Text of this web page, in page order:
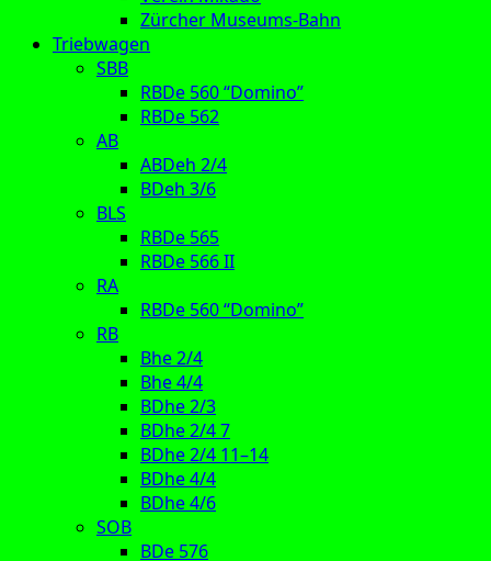
Zürcher Museums-Bahn
Triebwagen
SBB
RBDe 560 “Domino”
RBDe 562
AB
ABDeh 2/4
BDeh 3/6
BLS
RBDe 565
RBDe 566 II
RA
RBDe 560 “Domino”
RB
Bhe 2/4
Bhe 4/4
BDhe 2/3
BDhe 2/4 7
BDhe 2/4 11–14
BDhe 4/4
BDhe 4/6
SOB
BDe 576